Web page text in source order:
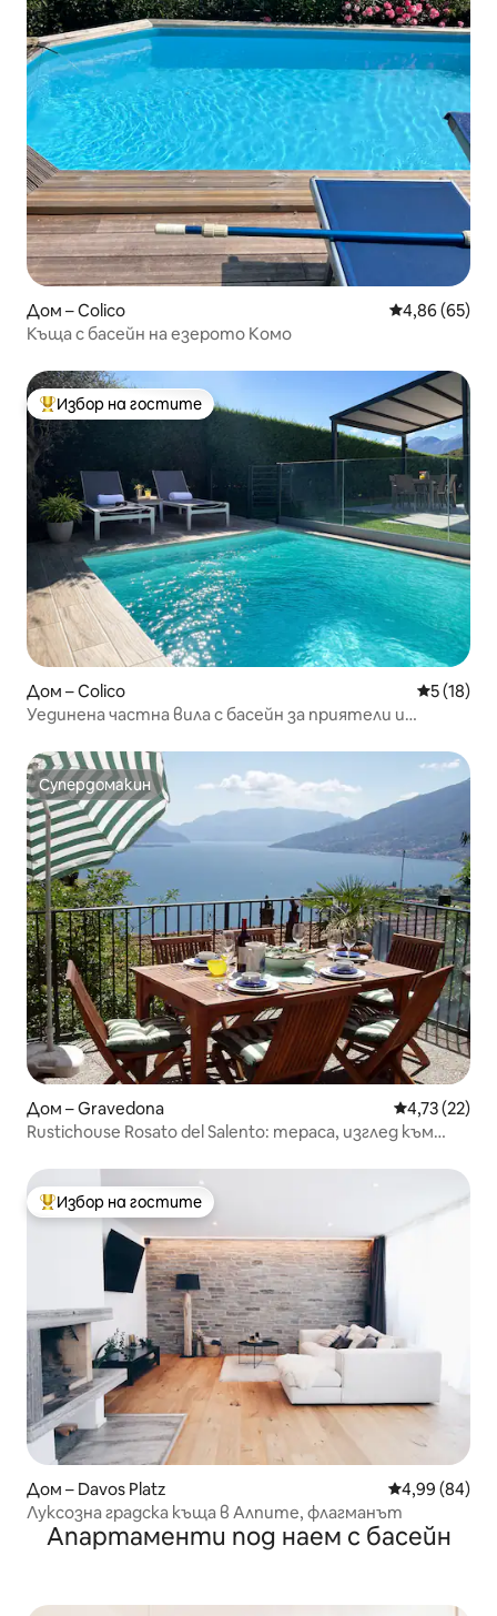
Дом – Colico Средна
4,86 (65)
Къща с басейн на езерото Комо
Най-популярен избор на гостите
Избор на гостите
Дом – Colico Средна
5 (18)
Уединена частна вила с басейн за приятели и
Супердомакин
Супердомакин
Дом – Gravedona Средна
4,73 (22)
Rustichouse Rosato del Salento: тераса, изглед към
Най-популярен избор на гостите
Избор на гостите
Дом – Davos Platz Средна
4,99 (84)
Луксозна градска къща в Алпите, флагманът
Апартаменти под наем с басейн